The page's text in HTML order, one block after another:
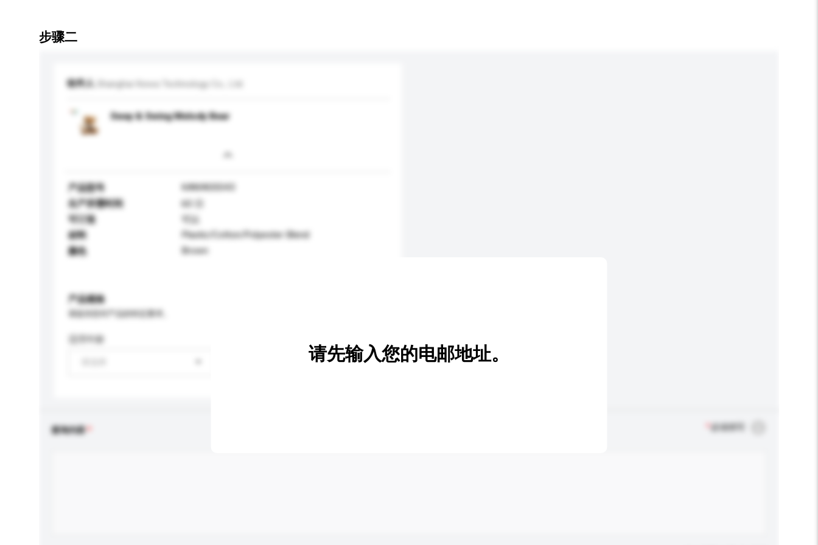
步骤二
收件人 Shanghai Kewa Technology Co., Ltd.
Sway & Swing Melody Bear
产品型号
KAWA00043
生产所需时间
60 日
可订造
可以
材料
Plastic/Cotton/Polyester Blend
颜色
Brown
产品规格
适用年龄
新增/删除选项
查询内容 必须填写
请先输入您的电邮地址。